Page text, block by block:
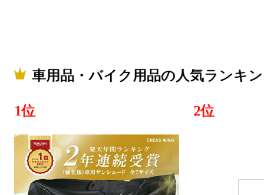
2026/07/28
グ：15位
車用品・バイク用品の人気ランキ
1位 2位